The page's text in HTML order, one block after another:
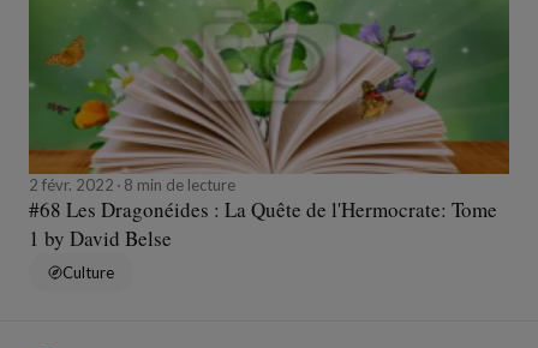
2 févr. 2022 8 min de lecture
#68 Les Dragonéides : La Quête de l'Hermocrate: Tome
1 by David Belse
Culture